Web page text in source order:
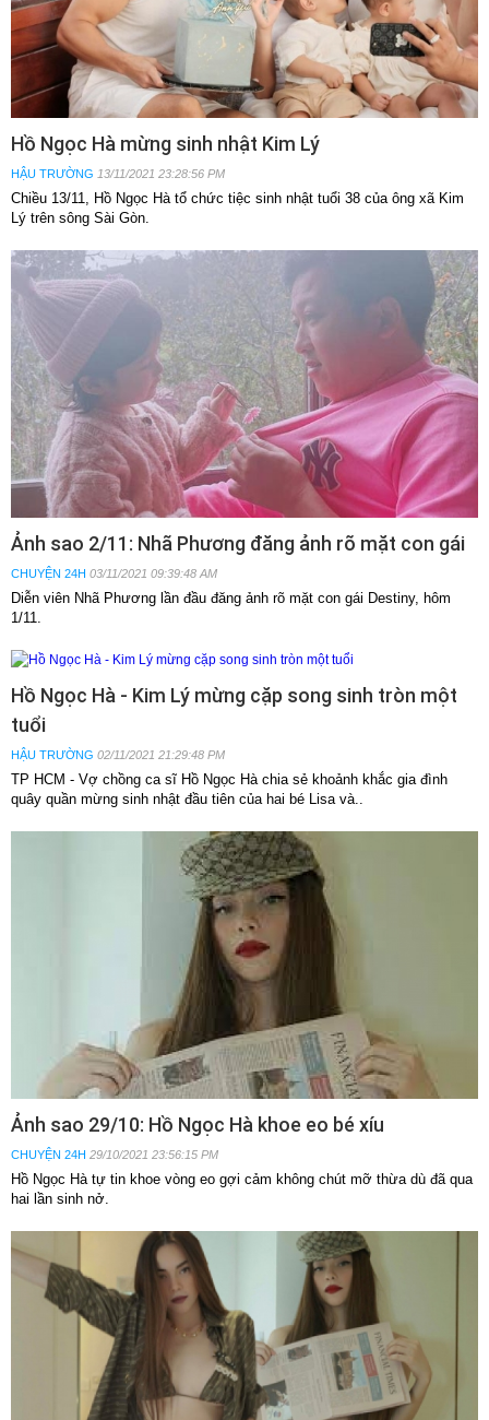
Hồ Ngọc Hà mừng sinh nhật Kim Lý
HẬU TRƯỜNG 13/11/2021 23:28:56 PM
Chiều 13/11, Hồ Ngọc Hà tổ chức tiệc sinh nhật tuổi 38 của ông xã Kim
Lý trên sông Sài Gòn.
Ảnh sao 2/11: Nhã Phương đăng ảnh rõ mặt con gái
CHUYỆN 24H 03/11/2021 09:39:48 AM
Diễn viên Nhã Phương lần đầu đăng ảnh rõ mặt con gái Destiny, hôm
1/11.
Hồ Ngọc Hà - Kim Lý mừng cặp song sinh tròn một
tuổi
HẬU TRƯỜNG 02/11/2021 21:29:48 PM
TP HCM - Vợ chồng ca sĩ Hồ Ngọc Hà chia sẻ khoảnh khắc gia đình
quây quần mừng sinh nhật đầu tiên của hai bé Lisa và..
Ảnh sao 29/10: Hồ Ngọc Hà khoe eo bé xíu
CHUYỆN 24H 29/10/2021 23:56:15 PM
Hồ Ngọc Hà tự tin khoe vòng eo gợi cảm không chút mỡ thừa dù đã qua
hai lần sinh nở.